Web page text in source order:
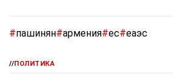
#пашинян#армения#ес#еаэс
//ПОЛИТИКА